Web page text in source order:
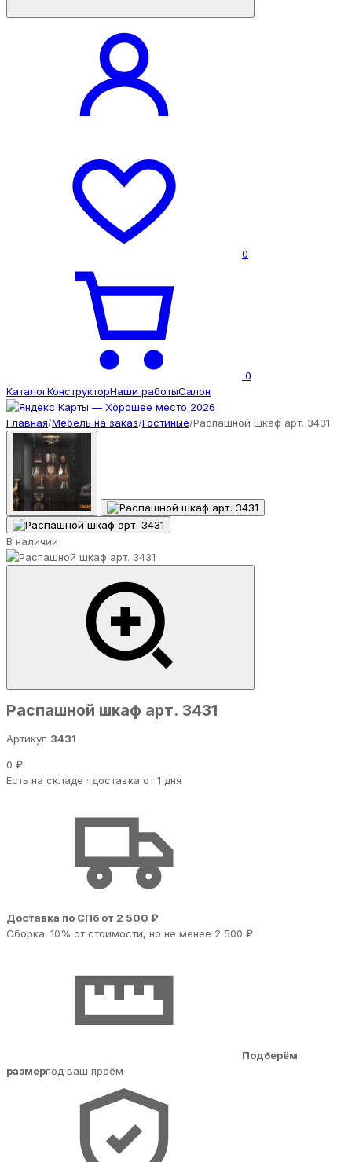
0
0
КаталогКонструкторНаши работыСалон
Главная/Мебель на заказ/Гостиные/Распашной шкаф арт. 3431
В наличии
Распашной шкаф арт. 3431
Артикул 3431
0 ₽
Есть на складе · доставка от 1 дня
Доставка по СПб от 2 500 ₽
Сборка: 10% от стоимости, но не менее 2 500 ₽
Подберём
размерпод ваш проём